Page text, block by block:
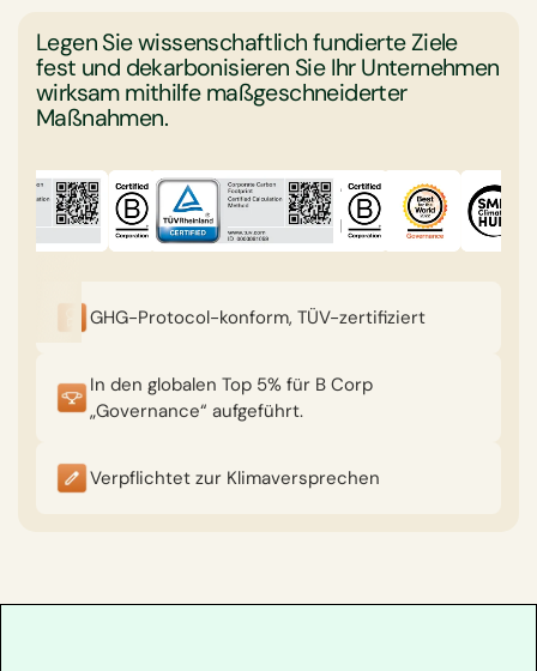
Legen Sie wissenschaftlich fundierte Ziele
fest und dekarbonisieren Sie Ihr Unternehmen
wirksam mithilfe maßgeschneiderter
Maßnahmen.
GHG-Protocol-konform, TÜV-zertifiziert
In den globalen Top 5% für B Corp
„Governance“ aufgeführt.
Verpflichtet zur Klimaversprechen